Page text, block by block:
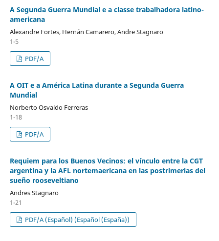
A Segunda Guerra Mundial e a classe trabalhadora latino-
americana
Alexandre Fortes, Hernán Camarero, Andre Stagnaro
1-5
PDF/A
A OIT e a América Latina durante a Segunda Guerra
Mundial
Norberto Osvaldo Ferreras
1-18
PDF/A
Requiem para los Buenos Vecinos: el vínculo entre la CGT
argentina y la AFL nortemaericana en las postrimerias del
sueño rooseveltiano
Andres Stagnaro
1-21
PDF/A (Español) (Español (España))